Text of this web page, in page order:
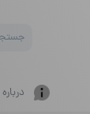
search